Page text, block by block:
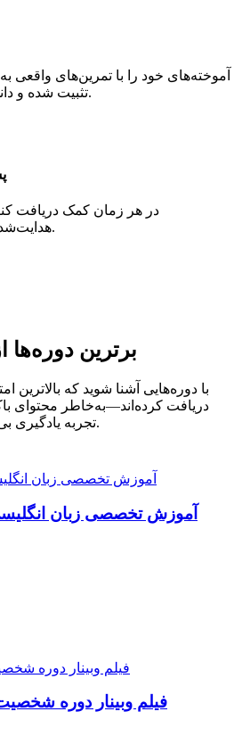
آموخته‌های خود را با تمرین‌های واقعی به
تثبیت شده و دانش عملی‌تان عمیق‌تر شود.
در هر زمان کمک دریافت
هدایت‌شده‌ای برای همه فراهم شود.
برترین دوره‌ها
با دوره‌هایی آشنا شوید که بالاترین
دریافت کرده‌اند—به‌خاطر محتوای
تجربه یادگیری بی‌نظیر در موضوعات متنوع.
آموزش تخصصی زبان
فیلم وبینار دوره شخصیت شناسی